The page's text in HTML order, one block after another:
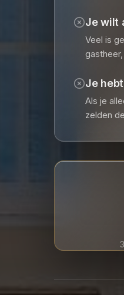
Je wilt
Veel is
Je
Als je
zelden